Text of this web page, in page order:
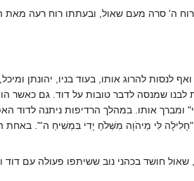
ה' סרה מעם שאול, ובעתתו רוח רעה מאת
להרוג אותו, בעוד בניו, יהונתן
לבנו שמנסה לדבר טובות על דוד. גם כאשר
אותו. במהלך הרדיפות ניתנה לדוד
לִּי מֵיהֹוָה מִשְּׁלֹחַ יָדִי בִּמְשִׁיחַ ה'".
חושד בכהני נוב ששיתפו פעולה עם דוד